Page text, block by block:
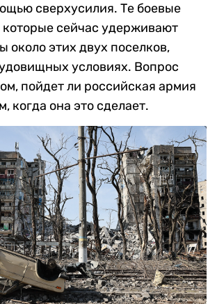
сверхусилия. Те боевые
сейчас удерживают
около этих двух поселков,
условиях. Вопрос
пойдет ли российская армия
когда она это сделает.